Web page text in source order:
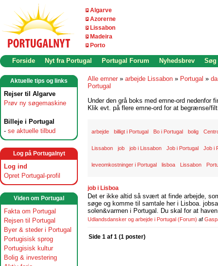
Algarve
Azorerne
Lissabon
Madeira
Porto
Forside Nyt fra Portugal Portugal Forum Nyhedsbrev Søg
Aktuelle tips og links
Rejser til Algarve
Prøv ny søgemaskine
Billeje i Portugal
- se aktuelle tilbud
Log på Portugalnyt
Log ind
Opret Portugal-profil
Viden om Portugal
Fakta om Portugal
Rejsen til Portugal
Byer & steder i Portugal
Portugisisk sprog
Portugisisk kultur
Bolig & investering
Alle emner » arbejde Lissabon » Portugal »
Portugal
Under den grå boks med emne-ord nedenfor
Klik evt. på flere emne-ord for at begrænse/
arbejde billigt i Portugal Bo i Portugal bolig
Lissabon job job i Lissabon Job i Portugal Job i
leveomkostninger i Portugal lisboa Lissabon
job i Lisboa
Det er ikke altid så svært at finde arbejde,
søge og komme til samtale her i Lisboa.
solen&varmen i Portugal. Du skal for at
Udlandsdansker og arbejde i Portugal (Forum) af
Side 1 af 1 (1 poster)